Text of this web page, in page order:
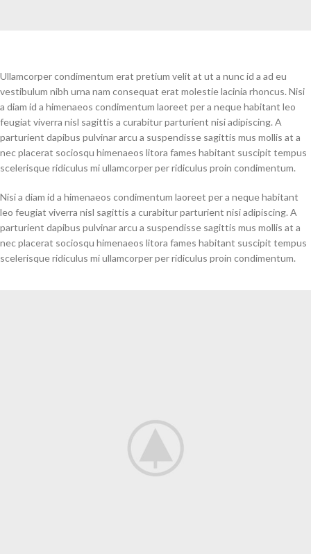
Ullamcorper condimentum erat pretium velit at ut a nunc id a ad eu
vestibulum nibh urna nam consequat erat molestie lacinia rhoncus. Nisi
a diam id a himenaeos condimentum laoreet per a neque habitant leo
feugiat viverra nisl sagittis a curabitur parturient nisi adipiscing. A
parturient dapibus pulvinar arcu a suspendisse sagittis mus mollis at a
nec placerat sociosqu himenaeos litora fames habitant suscipit tempus
scelerisque ridiculus mi ullamcorper per ridiculus proin condimentum.
Nisi a diam id a himenaeos condimentum laoreet per a neque habitant
leo feugiat viverra nisl sagittis a curabitur parturient nisi adipiscing. A
parturient dapibus pulvinar arcu a suspendisse sagittis mus mollis at a
nec placerat sociosqu himenaeos litora fames habitant suscipit tempus
scelerisque ridiculus mi ullamcorper per ridiculus proin condimentum.